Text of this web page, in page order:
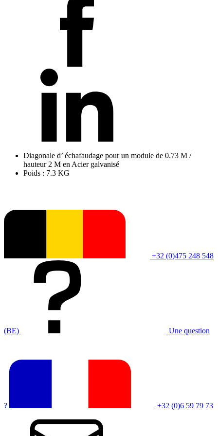
Diagonale d’ échafaudage pour un module de 0.73 M /
hauteur 2 M en Acier galvanisé
Poids : 7.3 KG
+32 (0)475 248 548
(BE) Une question
? +32 (0)6 59 79 73